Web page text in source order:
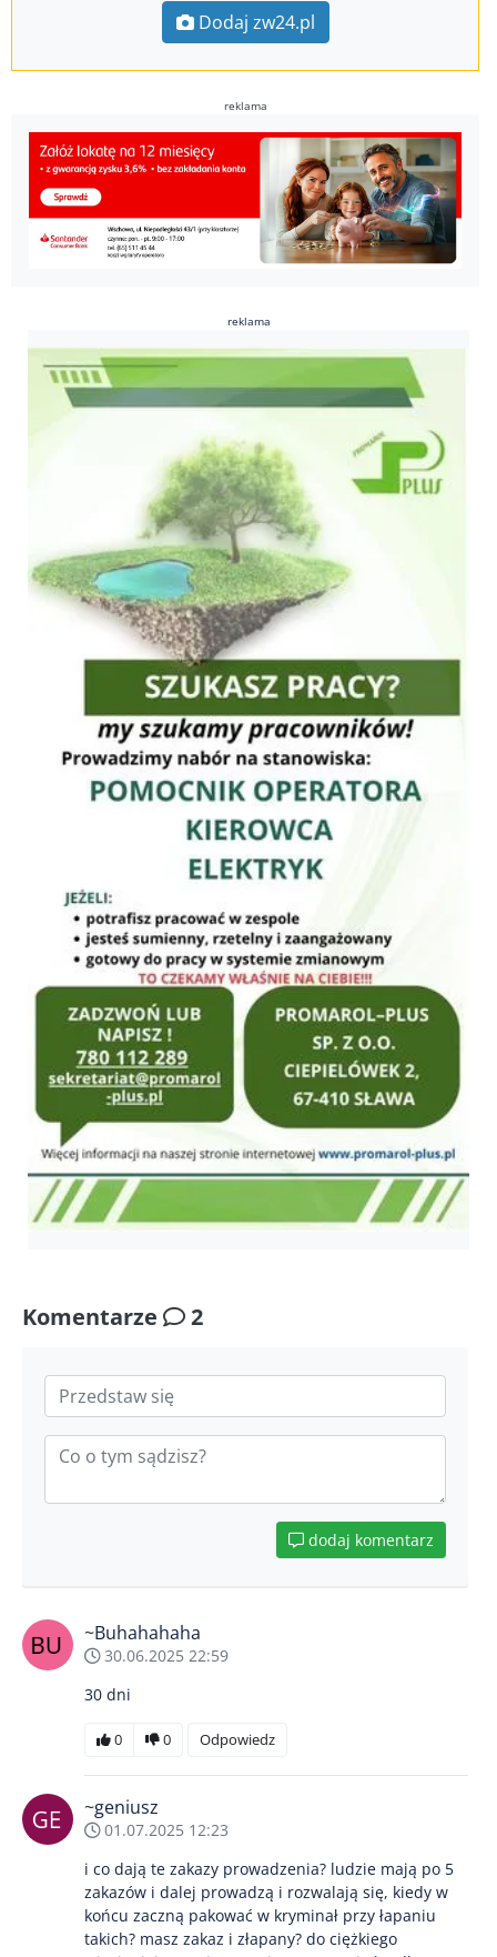
Dodaj zw24.pl
reklama
reklama
Komentarze 2
dodaj komentarz
~Buhahahaha
30.06.2025 22:59
30 dni
0 0 Odpowiedz
~geniusz
01.07.2025 12:23
i co dają te zakazy prowadzenia? ludzie mają po 5
zakazów i dalej prowadzą i rozwalają się, kiedy w
końcu zaczną pakować w kryminał przy łapaniu
takich? masz zakaz i złapany? do ciężkiego